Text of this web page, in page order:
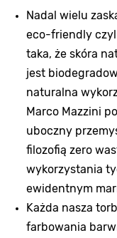
Nadal wielu
eco-friendly
taka, że skóra
jest
naturalna
Marco Mazzini
uboczny
filozofią zero
wykorzystania
ewidentnym
Każda nasza
farbowania